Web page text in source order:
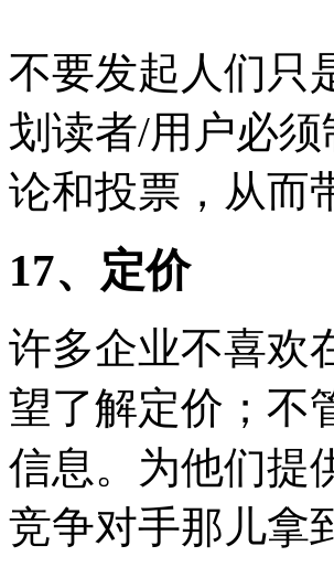
不要发起人们只
划读者/用户必
论和投票，从而
17、定价
许多企业不喜欢
望了解定价；不
信息。为他们提
竞争对手那儿拿